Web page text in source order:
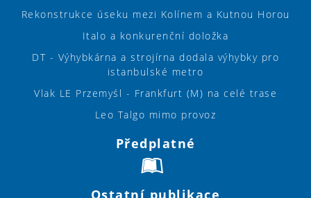
Rekonstrukce úseku mezi Kolínem a Kutnou Horou
Italo a konkurenční doložka
DT - Výhybkárna a strojírna dodala výhybky pro
istanbulské metro
Vlak LE Przemyśl - Frankfurt (M) na celé trase
Leo Talgo mimo provoz
Předplatné
Ostatní publikace